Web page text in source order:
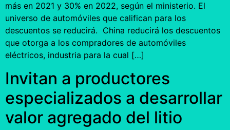
más en 2021 y 30% en 2022, según el ministerio. El
universo de automóviles que califican para los
descuentos se reducirá. China reducirá los descuentos
que otorga a los compradores de automóviles
eléctricos, industria para la cual […]
Invitan a productores
especializados a desarrollar
valor agregado del litio